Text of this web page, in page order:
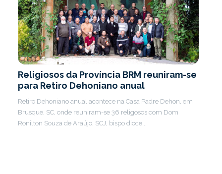
Religiosos da Província BRM reuniram-se
para Retiro Dehoniano anual
Retiro Dehoniano anual acontece na Casa Padre Dehon, em
Brusque, SC, onde reuniram-se 36 religosos com Dom
Ronilton Souza de Araújo, SCJ, bispo dioce...